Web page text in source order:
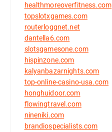
healthmoreoverfitness.com
topslotxgames.com
routerloggnet.net
dantella6.com
slotsgamesone.com
hispinzone.com
kalyanbazarnights.com
top-online-casino-usa.com
honghuidoor.com
flowingtravel.com
nineniki.com
brandiospecialists.com